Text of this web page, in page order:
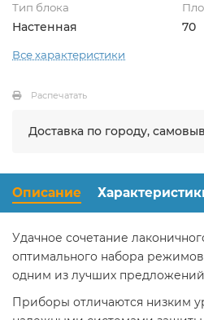
Тип блока
Настенная 70
Все характеристики
Распечатать
Доставка по городу,
Описание
Удачное сочетание
оптимального набора
одним из лучших
Приборы отличаются низким